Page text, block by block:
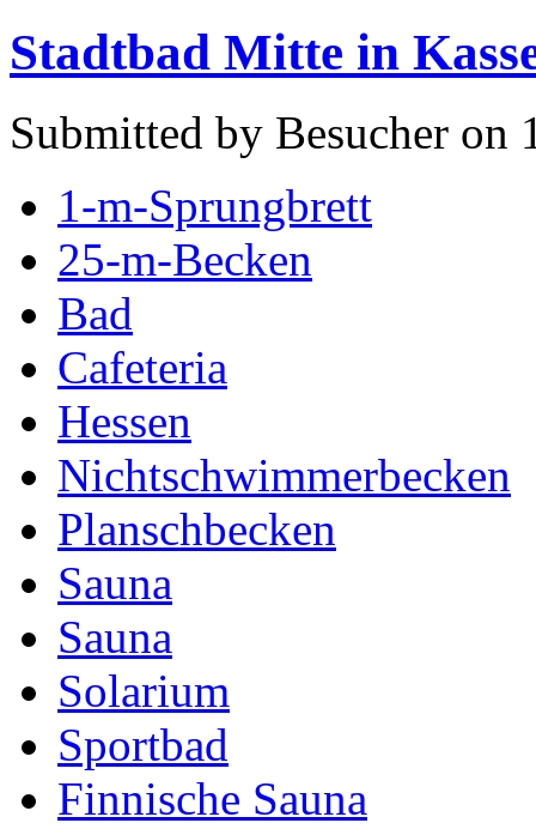
Stadtbad Mitte in
Submitted by Besucher on
1-m-Sprungbrett
25-m-Becken
Bad
Cafeteria
Hessen
Nichtschwimmerbecken
Planschbecken
Sauna
Sauna
Solarium
Sportbad
Finnische Sauna